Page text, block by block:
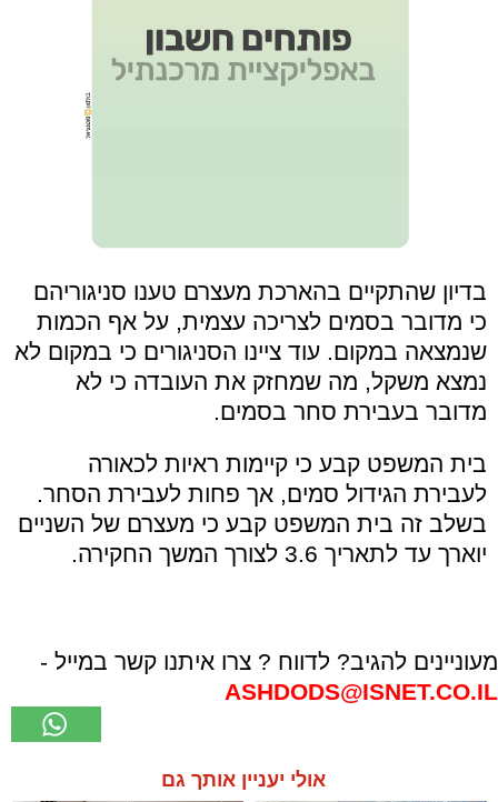
בדיון שהתקיים בהארכת מעצרם טענו סניגוריהם
כי מדובר בסמים לצריכה עצמית, על אף הכמות
שנמצאה במקום. עוד ציינו הסניגורים כי במקום לא
נמצא משקל, מה שמחזק את העובדה כי לא
מדובר בעבירת סחר בסמים.
בית המשפט קבע כי קיימות ראיות לכאורה
לעבירת הגידול סמים, אך פחות לעבירת הסחר.
בשלב זה בית המשפט קבע כי מעצרם של השניים
יוארך עד לתאריך 3.6 לצורך המשך החקירה.
מעוניינים להגיב? לדווח ? צרו איתנו קשר במייל -
ASHDODS@ISNET.CO.IL
אולי יעניין אותך גם